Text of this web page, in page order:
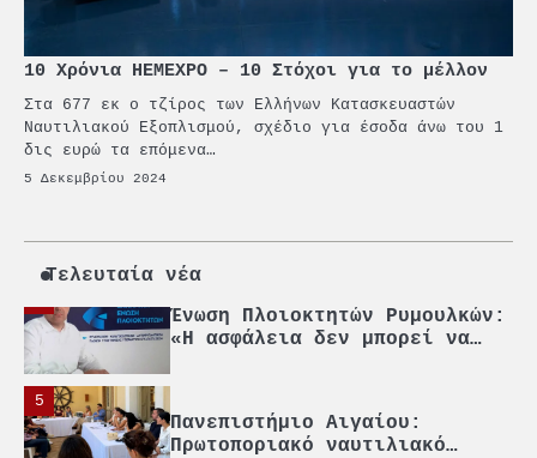
10 Χρόνια ΗΕΜΕΧΡΟ – 10 Στόχοι για το μέλλον
Στα 677 εκ ο τζίρος των Ελλήνων Κατασκευαστών
Ναυτιλιακού Εξοπλισμού, σχέδιο για έσοδα άνω του 1
δις ευρώ τα επόμενα…
5 Δεκεμβρίου 2024
Τελευταία νέα
επίτημος δημότης Σπετσών
PCT: Διπλή διάκριση για την
υπεύθυνη ανάπτυξη και τη
βιώσιμη επιχειρηματικότητα
στρατηγική αυτονομία περνά
μέσα από τη ναυτιλία
Ένωση Πλοιοκτητών Ρυμουλκών:
«Η ασφάλεια δεν μπορεί να
5
Πανεπιστήμιο Αιγαίου:
Πρωτοποριακό ναυτιλιακό